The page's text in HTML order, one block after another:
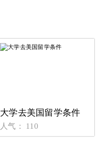
大学去美国留学条件
人气： 110